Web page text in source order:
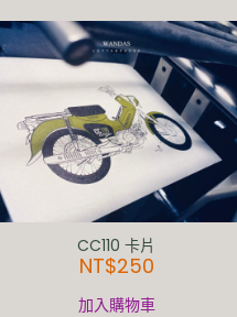
CC110 卡片
NT$250
加入購物車